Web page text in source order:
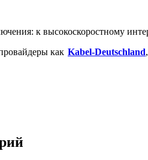
к высокоскоростному
как Kabel-Deutschland,